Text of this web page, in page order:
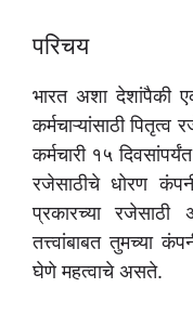
परिचय
भारत अशा देशांपैकी
कर्मचाऱ्यांसाठी पितृत्व
कर्मचारी १५
रजेसाठीचे धोरण
प्रकारच्या रजेसाठी
तत्त्वांबाबत तुमच्या
घेणे महत्वाचे असते.